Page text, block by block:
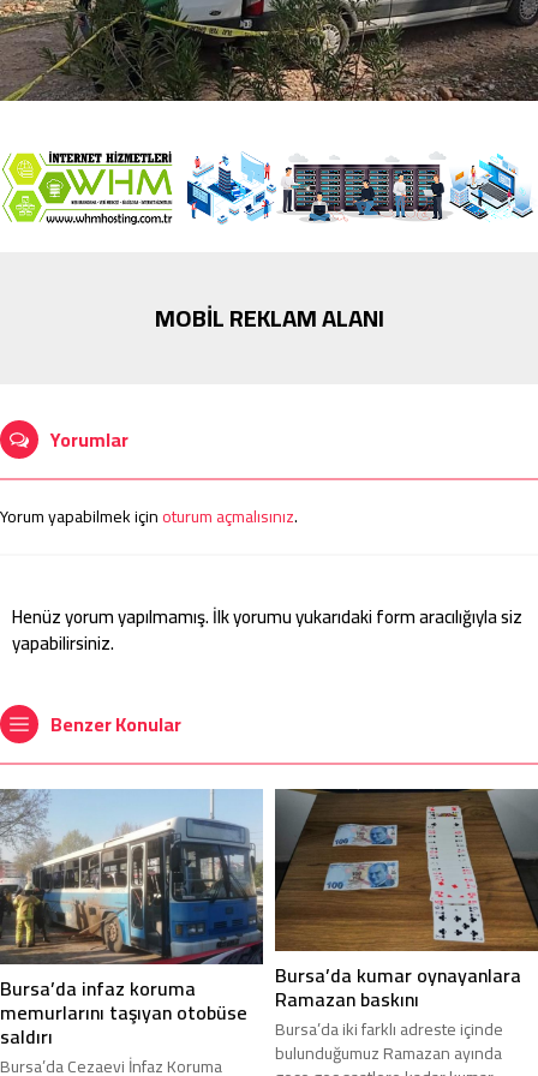
MOBİL REKLAM ALANI
Yorumlar
Yorum yapabilmek içinoturum açmalısınız.
Henüz yorum yapılmamış. İlk yorumu yukarıdaki form aracılığıyla siz
yapabilirsiniz.
Benzer Konular
Bursa’da infaz koruma
memurlarını taşıyan otobüse
saldırı
Bursa’da Cezaevi İnfaz Koruma
Bursa’da kumar oynayanlara
Ramazan baskını
Bursa’da iki farklı adreste içinde
bulunduğumuz Ramazan ayında